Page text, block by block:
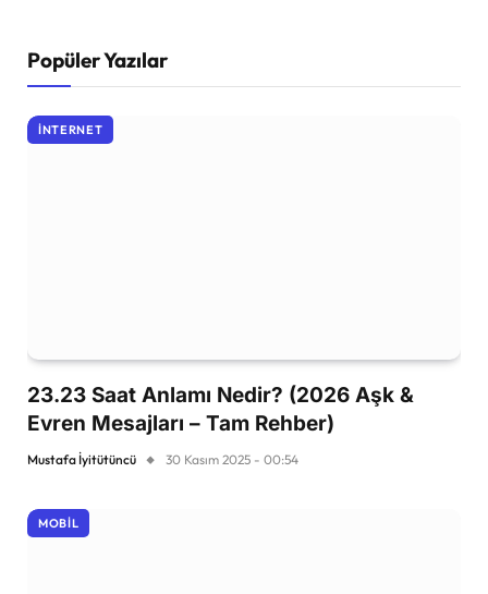
Popüler Yazılar
İNTERNET
23.23 Saat Anlamı Nedir? (2026 Aşk &
Evren Mesajları – Tam Rehber)
Mustafa İyitütüncü 30 Kasım 2025 - 00:54
MOBIL